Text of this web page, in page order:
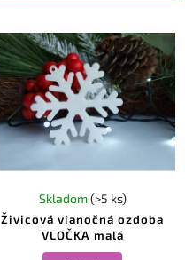
Živicová vianočná ozdoba
VLOČKA malá
Skladom(>5 ks)